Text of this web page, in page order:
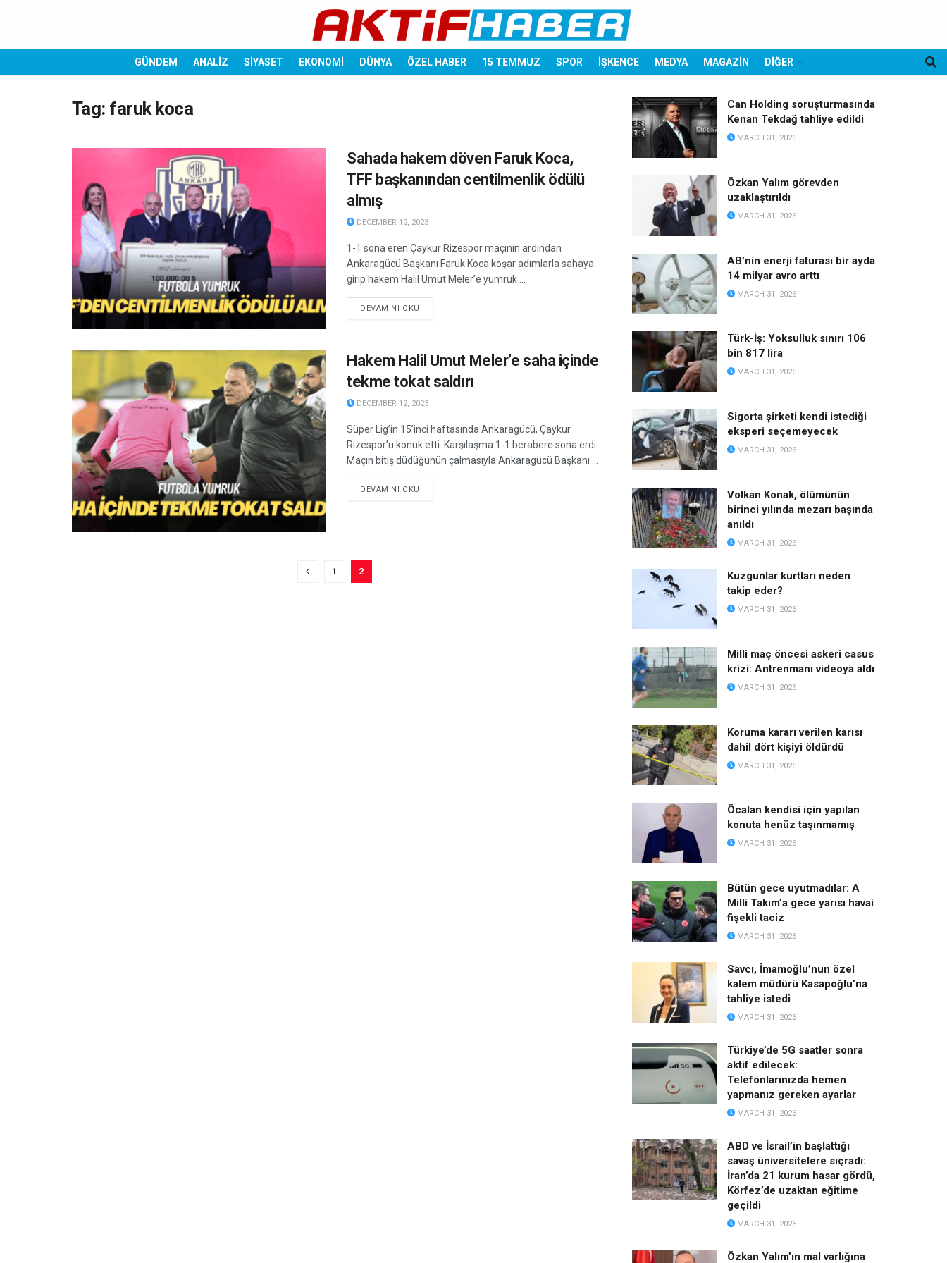
GÜNDEM ANALİZ SİYASET EKONOMİ DÜNYA ÖZEL HABER 15 TEMMUZ SPOR İŞKENCE MEDYA MAGAZİN DİĞER
Tag: faruk koca
Sahada hakem döven Faruk Koca,
TFF başkanından centilmenlik ödülü
almış
DECEMBER 12, 2023
1-1 sona eren Çaykur Rizespor maçının ardından
Ankaragücü Başkanı Faruk Koca koşar adımlarla sahaya
girip hakem Halil Umut Meler’e yumruk ...
DEVAMINI OKU
Hakem Halil Umut Meler’e saha içinde
tekme tokat saldırı
DECEMBER 12, 2023
Süper Lig’in 15’inci haftasında Ankaragücü, Çaykur
Rizespor’u konuk etti. Karşılaşma 1-1 berabere sona erdi.
Maçın bitiş düdüğünün çalmasıyla Ankaragücü Başkanı ...
DEVAMINI OKU
1 2
Can Holding soruşturmasında
Kenan Tekdağ tahliye edildi
MARCH 31, 2026
Özkan Yalım görevden
uzaklaştırıldı
MARCH 31, 2026
AB’nin enerji faturası bir ayda
14 milyar avro arttı
MARCH 31, 2026
Türk-İş: Yoksulluk sınırı 106
bin 817 lira
MARCH 31, 2026
Sigorta şirketi kendi istediği
eksperi seçemeyecek
MARCH 31, 2026
Volkan Konak, ölümünün
birinci yılında mezarı başında
anıldı
MARCH 31, 2026
Kuzgunlar kurtları neden
takip eder?
MARCH 31, 2026
Milli maç öncesi askeri casus
krizi: Antrenmanı videoya aldı
MARCH 31, 2026
Koruma kararı verilen karısı
dahil dört kişiyi öldürdü
MARCH 31, 2026
Öcalan kendisi için yapılan
konuta henüz taşınmamış
MARCH 31, 2026
Bütün gece uyutmadılar: A
Milli Takım’a gece yarısı havai
fişekli taciz
MARCH 31, 2026
Savcı, İmamoğlu’nun özel
kalem müdürü Kasapoğlu’na
tahliye istedi
MARCH 31, 2026
Türkiye’de 5G saatler sonra
aktif edilecek:
Telefonlarınızda hemen
yapmanız gereken ayarlar
MARCH 31, 2026
ABD ve İsrail’in başlattığı
savaş üniversitelere sıçradı:
İran’da 21 kurum hasar gördü,
Körfez’de uzaktan eğitime
geçildi
MARCH 31, 2026
Özkan Yalım’ın mal varlığına